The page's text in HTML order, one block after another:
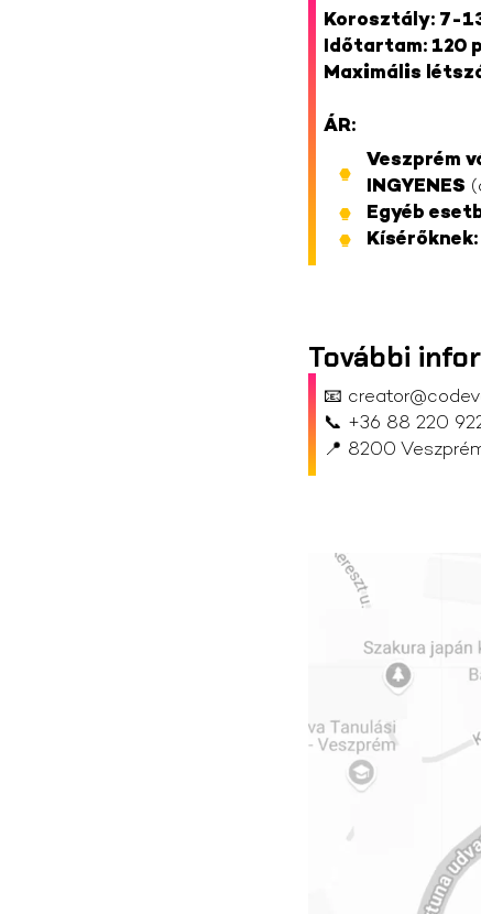
Korosztály: 7-
Időtartam: 120
Maximális
ÁR:
Veszprém
INGYENES
Egyéb
Kísérőknek:
További
📧
📞 +36 88 220
📍 8200